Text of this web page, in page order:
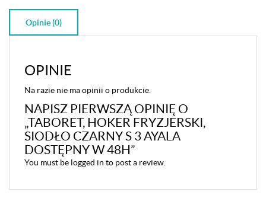
Opinie (0)
OPINIE
Na razie nie ma opinii o produkcie.
NAPISZ PIERWSZĄ OPINIĘ O
„TABORET, HOKER FRYZJERSKI,
SIODŁO CZARNY S 3 AYALA
DOSTĘPNY W 48H”
You must be logged in to post a review.